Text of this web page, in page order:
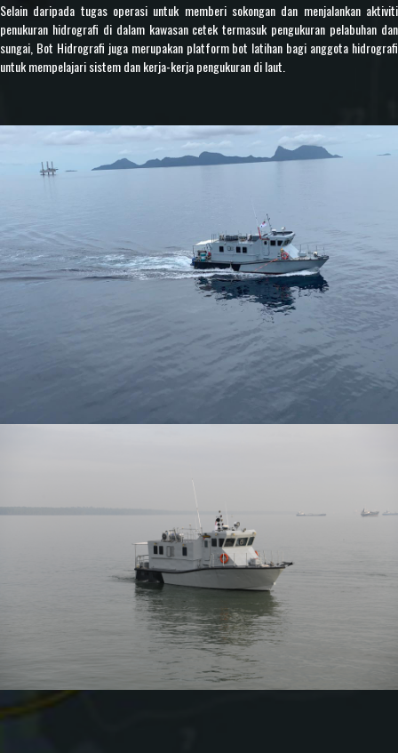
Selain daripada tugas operasi untuk memberi sokongan dan menjalankan aktiviti
penukuran hidrografi di dalam kawasan cetek termasuk pengukuran pelabuhan dan
sungai, Bot Hidrografi juga merupakan platform bot latihan bagi anggota hidrografi
untuk mempelajari sistem dan kerja-kerja pengukuran di laut.